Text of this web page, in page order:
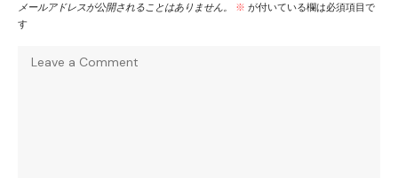
メールアドレスが公開されることはありません。 ※ が付いている欄は必須項目で
す